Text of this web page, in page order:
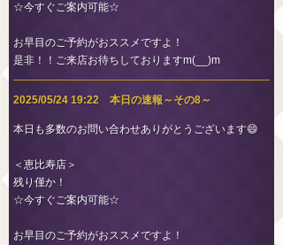
☆今すぐご案内可能☆
お早目のご予約がおススメですよ！
是非！！ご来店お待ちしておりますm(__)m
2025/05/24 19:22 本日の速報～その8～
本日も多数のお問い合わせありがとうございます😄
＜恵比寿店＞
残り僅か！
☆今すぐご案内可能☆
お早目のご予約がおススメですよ！